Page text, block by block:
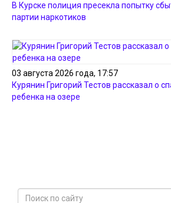
В Курске полиция пресекла попытку
партии наркотиков
03 августа 2026 года, 17:57
Курянин Григорий Тестов рассказал о
ребенка на озере